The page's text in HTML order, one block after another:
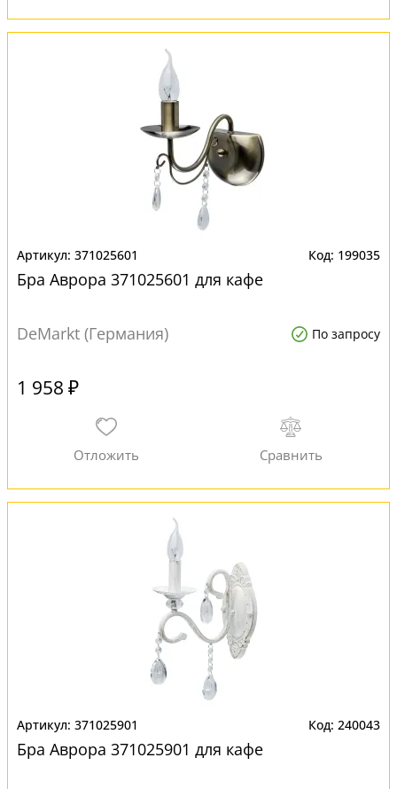
371025601 199035
Бра Аврора 371025601 для кафе
DeMarkt (Германия) По запросу
1 958 ₽
371025901 240043
Бра Аврора 371025901 для кафе